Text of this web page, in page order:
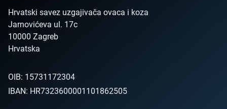
Hrvatski savez uzgajivača ovaca i koza
Jarnovićeva ul. 17c
10000 Zagreb
Hrvatska
OIB: 15731172304
IBAN: HR7323600001101862505